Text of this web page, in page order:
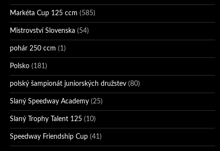
Markéta Cup 125 ccm (585)
Mistrovství Slovenska (54)
pohár 250 ccm (1)
Polsko (181)
polský šampionát juniorských družstev (80)
Slaný Speedway Academy (25)
Slaný Trophy Talent 125 (10)
Speedway Friendship Cup (41)